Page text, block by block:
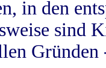
in den
sind